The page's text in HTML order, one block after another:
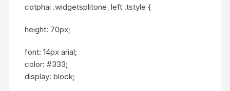
cotphai .widgetsplitone_left .tstyle {
height: 70px;
font: 14px arial;
color: #333;
display: block;